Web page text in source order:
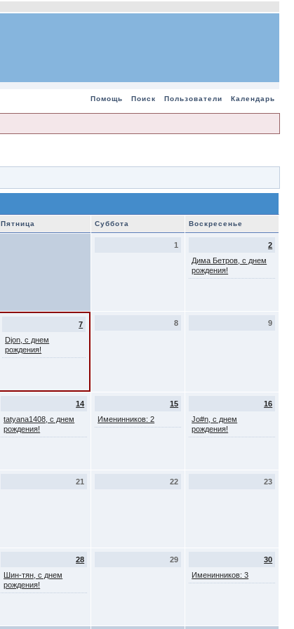
Помощь Поиск Пользователи Календарь
Пятница Суббота Воскресенье
1
2
Дима Бетров, с днем
рождения!
7
Djon, с днем
рождения!
8 9
14
tatyana1408, с днем
рождения!
15
Именинников: 2
16
Jo#n, с днем
рождения!
21 22 23
28
Шин-тян, с днем
рождения!
29
30
Именинников: 3